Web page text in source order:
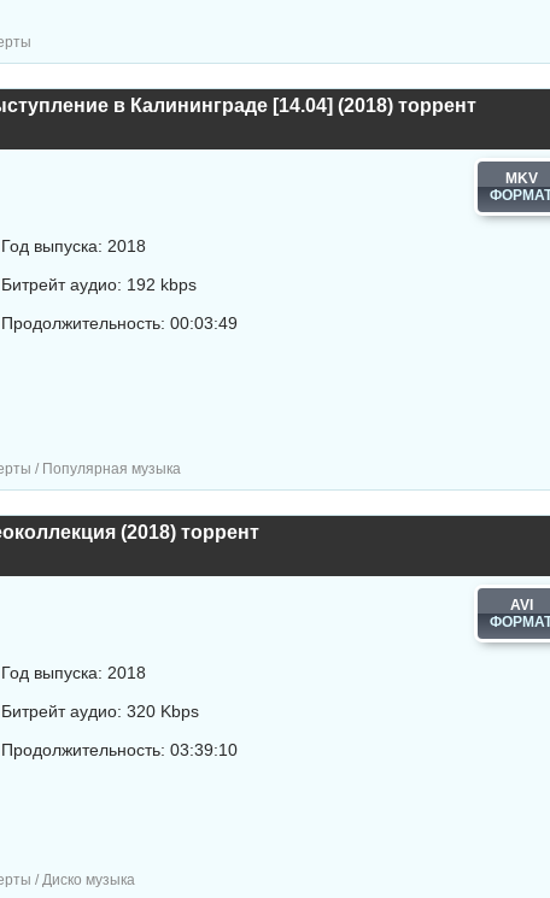
в Калининграде [14.04] (2018) торрент
MKV
Год выпуска: 2018
Битрейт аудио: 192 kbps
Продолжительность: 00:03:49
/ Популярная музыка
(2018) торрент
AVI
Год выпуска: 2018
Битрейт аудио: 320 Kbps
Продолжительность: 03:39:10
/ Диско музыка